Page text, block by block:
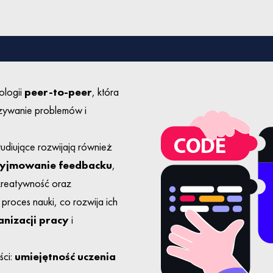
peer-to-peer, która
problemów i
rozwijają również
feedbacku,
oraz
nauki, co rozwija ich
pracyi
umiejętność uczenia